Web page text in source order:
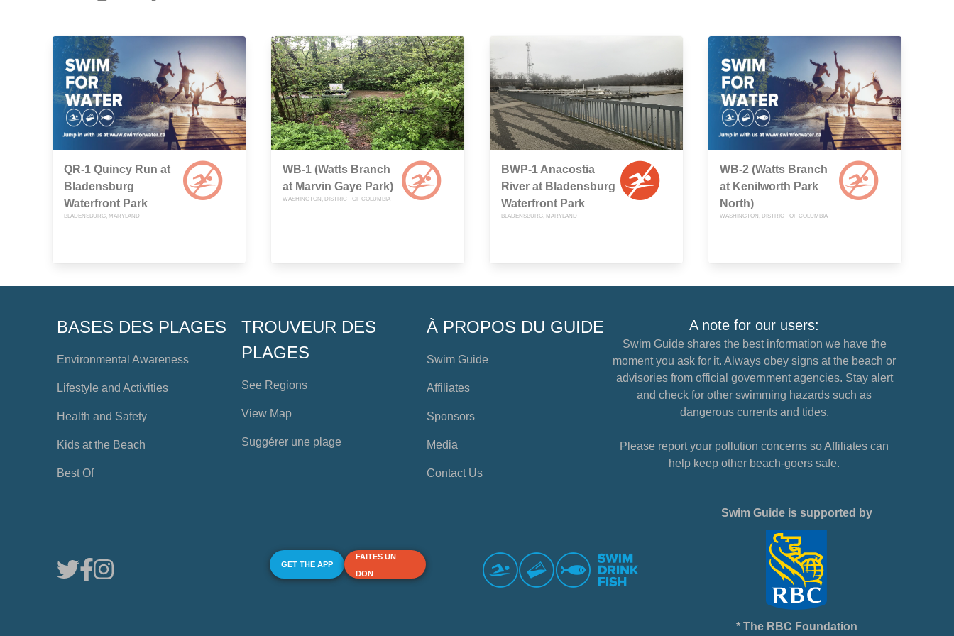
QR-1 Quincy Run at
Bladensburg
Waterfront Park
BLADENSBURG, MARYLAND
WB-1 (Watts Branch
at Marvin Gaye Park)
WASHINGTON, DISTRICT OF COLUMBIA
BWP-1 Anacostia
River at Bladensburg
Waterfront Park
BLADENSBURG, MARYLAND
WB-2 (Watts Branch
at Kenilworth Park
North)
WASHINGTON, DISTRICT OF COLUMBIA
BASES DES PLAGES
Environmental Awareness
Lifestyle and Activities
Health and Safety
Kids at the Beach
Best Of
TROUVEUR DES
PLAGES
See Regions
View Map
Suggérer une plage
À PROPOS DU GUIDE
Swim Guide
Affiliates
Sponsors
Media
Contact Us
A note for our users:
Swim Guide shares the best information we have the
moment you ask for it. Always obey signs at the beach or
advisories from official government agencies. Stay alert
and check for other swimming hazards such as
dangerous currents and tides.
Please report your pollution concerns so Affiliates can
help keep other beach-goers safe.
GET THE APP
FAITES UN
DON
Swim Guide is supported by
* The RBC Foundation